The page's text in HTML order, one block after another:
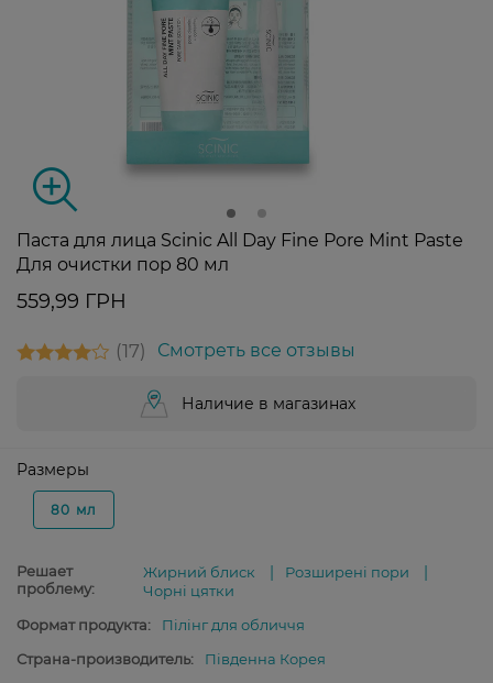
Паста для лица Scinic All Day Fine Pore Mint Paste
Для очистки пор 80 мл
559,99 ГРН
17 Смотреть все отзывы
Наличие в магазинах
Размеры
80 мл
Решает
проблему:
Жирний блиск
Розширені пори
Чорні цятки
Формат продукта:
Пілінг для обличчя
Страна-производитель:
Південна Корея